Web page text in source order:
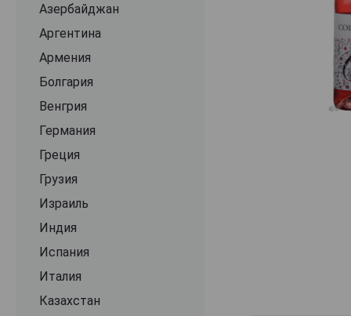
Attis Bodegas y Vinedos
Aula
Balbas
Baltasar
Bancal Del Bosc
Banisio
Barbazul
Barcelona
Bardos
Baron Ladron de Guevara
Baron de Ley
Bela
Berger
Азербайджан
Аргентина
Армения
Болгария
Венгрия
Германия
Греция
Грузия
Израиль
Индия
Испания
Италия
Казахстан